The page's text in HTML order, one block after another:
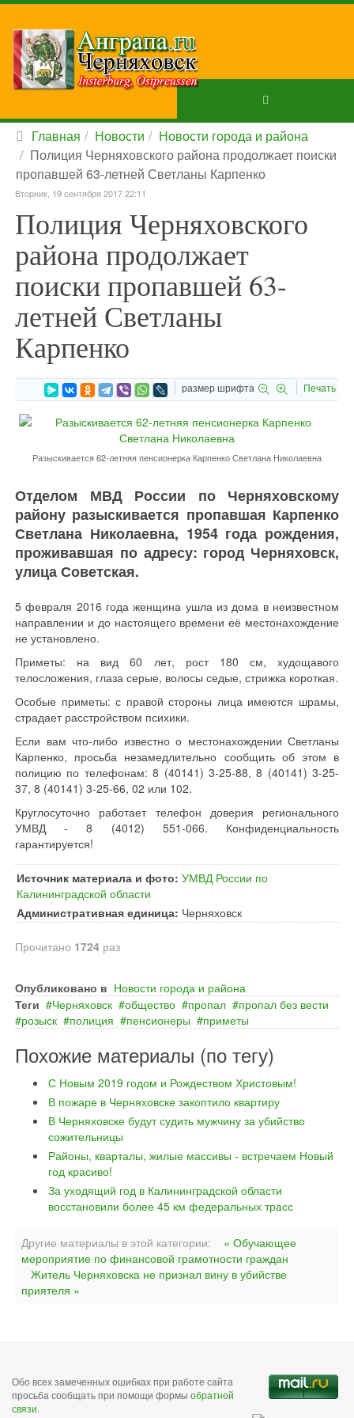
Главная Новости
Новости города и района
Полиция Черняховского района продолжает поиски
пропавшей 63-летней Светланы Карпенко
Вторник, 19 сентября 2017 22:11
Полиция Черняховского
района продолжает
поиски пропавшей 63-
летней Светланы
Карпенко
размер шрифта Печать
Разыскивается 62-летняя пенсионерка Карпенко Светлана Николаевна
Отделом МВД России по Черняховскому
району разыскивается пропавшая Карпенко
Светлана Николаевна, 1954 года рождения,
проживавшая по адресу: город Черняховск,
улица Советская.
5 февраля 2016 года женщина ушла из дома в неизвестном
направлении и до настоящего времени её местонахождение
не установлено.
Приметы: на вид 60 лет, рост 180 см, худощавого
телосложения, глаза серые, волосы седые, стрижка короткая.
Особые приметы: с правой стороны лица имеются шрамы,
страдает расстройством психики.
Если вам что-либо известно о местонахождении Светланы
Карпенко, просьба незамедлительно сообщить об этом в
полицию по телефонам: 8 (40141) 3-25-88, 8 (40141) 3-25-
37, 8 (40141) 3-25-66, 02 или 102.
Круглосуточно работает телефон доверия регионального
УМВД - 8 (4012) 551-066. Конфиденциальность
гарантируется!
Источник материала и фото: УМВД России по
Калининградской области
Административная единица: Черняховск
Прочитано 1724 раз
Опубликовано в Новости города и района
Теги
Черняховск общество пропал
пропал без вести
розыск
полиция пенсионеры приметы
Похожие материалы (по тегу)
С Новым 2019 годом и Рождеством Христовым!
В пожаре в Черняховске закоптило квартиру
В Черняховске будут судить мужчину за убийство
сожительницы
Районы, кварталы, жилые массивы - встречаем Новый
год красиво!
За уходящий год в Калининградской области
восстановили более 45 км федеральных трасс
Другие материалы в этой категории:
« Обучающее
мероприятие по финансовой грамотности граждан
Житель Черняховска не признал вину в убийстве
приятеля »
Обо всех замеченных ошибках при работе сайта
просьба сообщать при помощи формы обратной
связи.